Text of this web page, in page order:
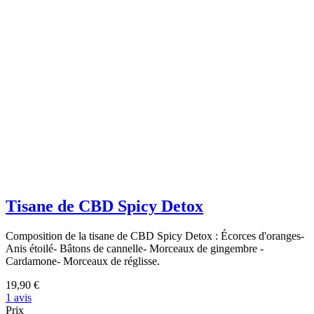
Tisane de CBD Spicy Detox
Composition de la tisane de CBD Spicy Detox : Écorces d'oranges-
Anis étoilé- Bâtons de cannelle- Morceaux de gingembre -
Cardamone- Morceaux de réglisse.
19,90 €
1 avis
Prix